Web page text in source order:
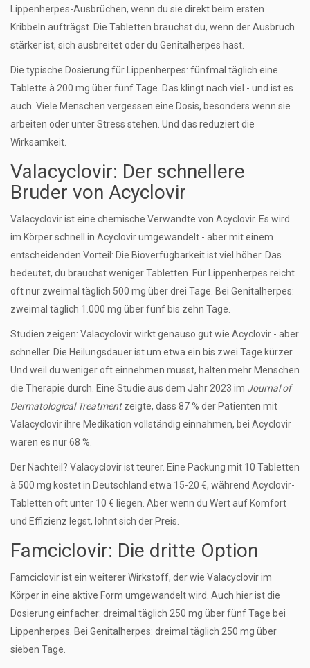
Lippenherpes-Ausbrüchen, wenn du sie direkt beim ersten
Kribbeln aufträgst. Die Tabletten brauchst du, wenn der Ausbruch
stärker ist, sich ausbreitet oder du Genitalherpes hast.
Die typische Dosierung für Lippenherpes: fünfmal täglich eine
Tablette à 200 mg über fünf Tage. Das klingt nach viel - und ist es
auch. Viele Menschen vergessen eine Dosis, besonders wenn sie
arbeiten oder unter Stress stehen. Und das reduziert die
Wirksamkeit.
Valacyclovir: Der schnellere
Bruder von Acyclovir
Valacyclovirist eine chemische Verwandte von Acyclovir. Es wird
im Körper schnell in Acyclovir umgewandelt - aber mit einem
entscheidenden Vorteil: Die Bioverfügbarkeit ist viel höher. Das
bedeutet, du brauchst weniger Tabletten. Für Lippenherpes reicht
oft nur zweimal täglich 500 mg über drei Tage. Bei Genitalherpes:
zweimal täglich 1.000 mg über fünf bis zehn Tage.
Studien zeigen: Valacyclovir wirkt genauso gut wie Acyclovir - aber
schneller. Die Heilungsdauer ist um etwa ein bis zwei Tage kürzer.
Und weil du weniger oft einnehmen musst, halten mehr Menschen
die Therapie durch. Eine Studie aus dem Jahr 2023 im Journal of
Dermatological Treatmentzeigte, dass 87 % der Patienten mit
Valacyclovir ihre Medikation vollständig einnahmen, bei Acyclovir
waren es nur 68 %.
Der Nachteil? Valacyclovir ist teurer. Eine Packung mit 10 Tabletten
à 500 mg kostet in Deutschland etwa 15-20 €, während Acyclovir-
Tabletten oft unter 10 € liegen. Aber wenn du Wert auf Komfort
und Effizienz legst, lohnt sich der Preis.
Famciclovir: Die dritte Option
Famciclovirist ein weiterer Wirkstoff, der wie Valacyclovir im
Körper in eine aktive Form umgewandelt wird . Auch hier ist die
Dosierung einfacher: dreimal täglich 250 mg über fünf Tage bei
Lippenherpes. Bei Genitalherpes: dreimal täglich 250 mg über
sieben Tage.